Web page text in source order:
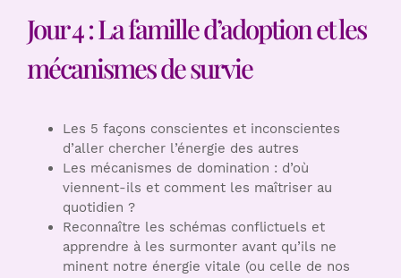
Jour 4 : La famille d’adoption et les
mécanismes de survie
Les 5 façons conscientes et inconscientes
d’aller chercher l’énergie des autres
Les mécanismes de domination : d’où
viennent-ils et comment les maîtriser au
quotidien ?
Reconnaître les schémas conflictuels et
apprendre à les surmonter avant qu’ils ne
minent notre énergie vitale (ou celle de nos